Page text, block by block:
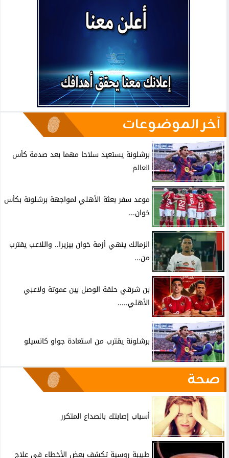
آخر الموضوعات
برشلونة يستعيد سلاحا مهما بعد صدمة كأس
العالم
موعد سفر بعثة الأهلي لمواجهة برشلونة بكأس
خوان...
الزمالك ينهي أزمة خوان بيزيرا.. واللاعب يقترب
من...
بن شرقي حلقة الوصل بين عموتة ولاعبي
الأهلي.....
برشلونة يقترب من استعادة جواو كانسيلو
صحة
أسباب إصابتك بالصداع المتكرر
طبيبة روسية تكشف بعض الأخطاء في علاج